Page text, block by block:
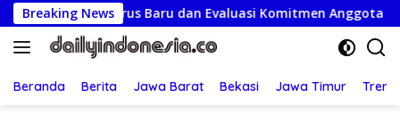
Langsung
ke
konten
Breaking News
Baru dan Evaluasi Komitmen Anggota
Beranda Berita Jawa Barat Bekasi Jawa Timur